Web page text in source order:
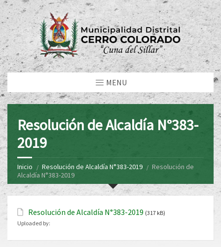
MENU
Resolución de Alcaldía N°383-
2019
Inicio Resolución de Alcaldía N°383-2019
Resolución de
Alcaldía N°383-2019
Resolución de Alcaldía N°383-2019 (317 kB)
Uploaded by: